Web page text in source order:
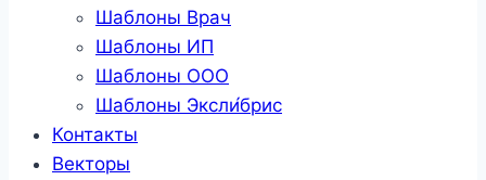
Шаблоны Врач
Шаблоны ИП
Шаблоны ООО
Шаблоны Эксли́брис
Контакты
Векторы